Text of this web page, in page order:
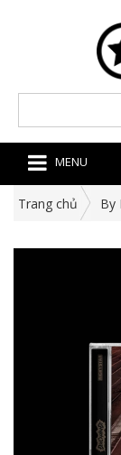
MENU
Trang chủ By